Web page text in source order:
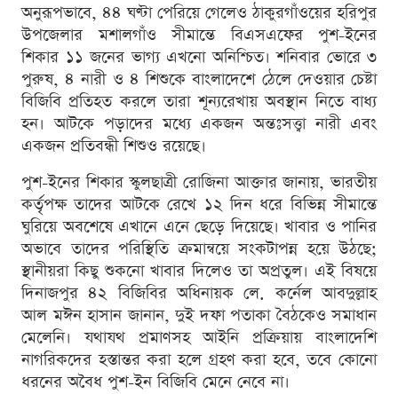
অনুরূপভাবে, ৪৪ ঘণ্টা পেরিয়ে গেলেও ঠাকুরগাঁওয়ের হরিপুর
উপজেলার মশালগাঁও সীমান্তে বিএসএফের পুশ-ইনের
শিকার ১১ জনের ভাগ্য এখনো অনিশ্চিত। শনিবার ভোরে ৩
পুরুষ, ৪ নারী ও ৪ শিশুকে বাংলাদেশে ঠেলে দেওয়ার চেষ্টা
বিজিবি প্রতিহত করলে তারা শূন্যরেখায় অবস্থান নিতে বাধ্য
হন। আটকে পড়াদের মধ্যে একজন অন্তঃসত্ত্বা নারী এবং
একজন প্রতিবন্ধী শিশুও রয়েছে।
পুশ-ইনের শিকার স্কুলছাত্রী রোজিনা আক্তার জানায়, ভারতীয়
কর্তৃপক্ষ তাদের আটকে রেখে ১২ দিন ধরে বিভিন্ন সীমান্তে
ঘুরিয়ে অবশেষে এখানে এনে ছেড়ে দিয়েছে। খাবার ও পানির
অভাবে তাদের পরিস্থিতি ক্রমান্বয়ে সংকটাপন্ন হয়ে উঠছে;
স্থানীয়রা কিছু শুকনো খাবার দিলেও তা অপ্রতুল। এই বিষয়ে
দিনাজপুর ৪২ বিজিবির অধিনায়ক লে. কর্নেল আবদুল্লাহ
আল মঈন হাসান জানান, দুই দফা পতাকা বৈঠকেও সমাধান
মেলেনি। যথাযথ প্রমাণসহ আইনি প্রক্রিয়ায় বাংলাদেশি
নাগরিকদের হস্তান্তর করা হলে গ্রহণ করা হবে, তবে কোনো
ধরনের অবৈধ পুশ-ইন বিজিবি মেনে নেবে না।